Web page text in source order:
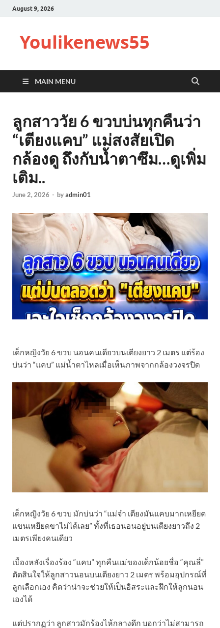
August 9, 2026
Youlikenews55
MAIN MENU
ลูกสาววัย 6 ขวบบ่นทุกคืนว่า
“เตียงแคบ” แม่สงสัยเปิด
กล้องดู ถึงกับน้ำตาซึม…ดูเพิ่ม
เติม..
June 2, 2026 - byadmin01
เด็กหญิงวัย 6 ขวบ นอนคนเดียวบนเตียงยาว 2 เมตร แต่ร้อง
บ่นว่า “แคบ” แม่น้ำตาไหลเมื่อเห็นภาพจากกล้องวงจรปิด
เด็กหญิงวัย 6 ขวบ มักบ่นว่า “แม่จ๋า เตียงมันแคบมากเหยียด
แขนเหยียดขาไม่ได้เลย” ทั้งที่เธอนอนอยู่บนเตียงยาวถึง 2
เมตรเพียงคนเดียว
เบื้องหลังเรื่องร้อง “แคบ” ทุกคืนแม่ของเด็กน้อยชื่อ “คุณลี่”
ตัดสินใจให้ลูกสาวนอนบนเตียงยาว 2 เมตร พร้อมอุปกรณ์ที่
ลูกเลือกเอง คิดว่าน่าจะช่วยให้เป็นอิสระและฝึกให้ลูกนอน
เองได้
แต่ปรากฏว่า ลูกสาวมักร้องไห้กลางดึก บอกว่าไม่สามารถ